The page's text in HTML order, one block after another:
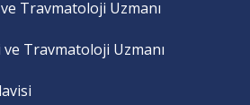
Travmatoloji Uzmanı
Travmatoloji Uzmanı